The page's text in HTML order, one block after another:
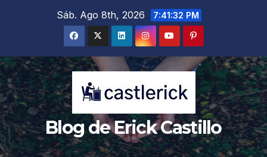
Sáb. Ago 8th, 2026 7:41:33 PM
Blog de Erick Castillo